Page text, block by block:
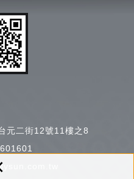
元二街12號11樓之8